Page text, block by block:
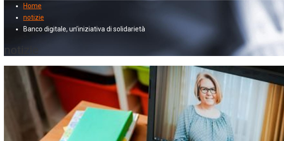
Home
notizie
Banco digitale, un’iniziativa di solidarietà
notizie